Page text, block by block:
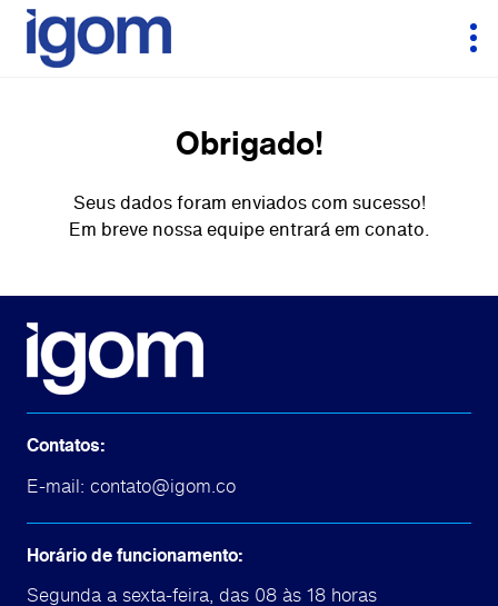
Obrigado!
Seus dados foram enviados com sucesso!
Em breve nossa equipe entrará em conato.
Contatos:
E-mail: contato@igom.co
Horário de funcionamento:
Segunda a sexta-feira, das 08 às 18 horas